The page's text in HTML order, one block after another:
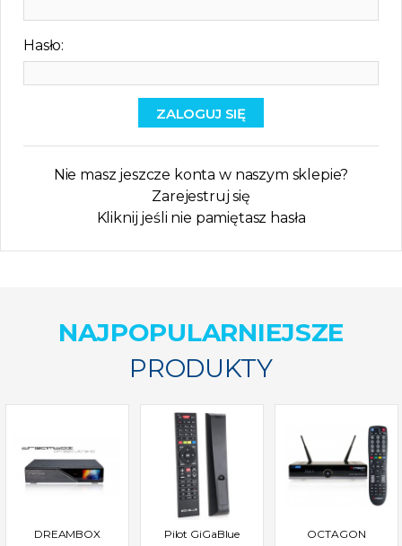
Hasło:
Nie masz jeszcze konta w naszym sklepie?
Zarejestruj się
Kliknij jeśli nie pamiętasz hasła
NAJPOPULARNIEJSZE
PRODUKTY
DREAMBOX
Pilot GiGaBlue
OCTAGON